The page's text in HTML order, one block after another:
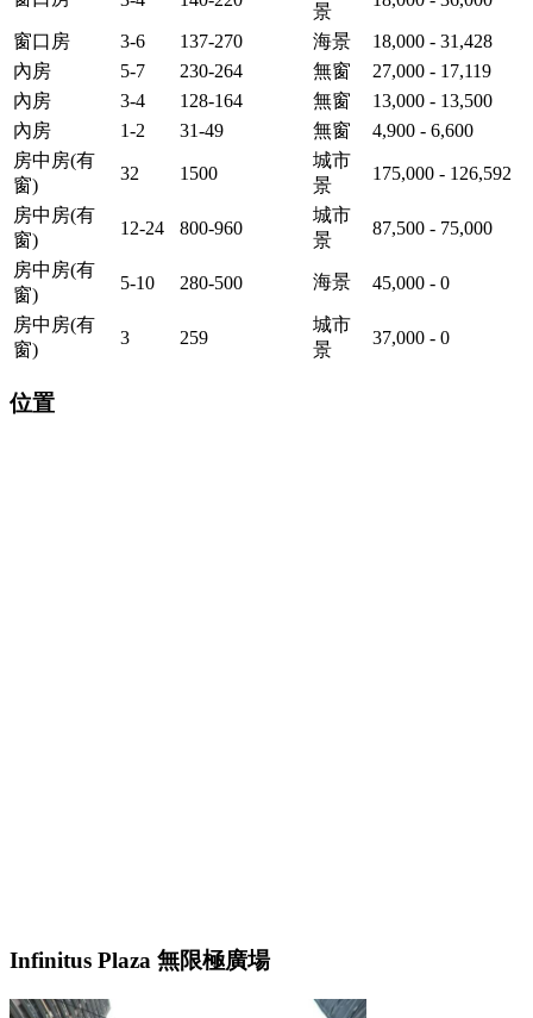
景
窗口房 3-6 137-270 海景
18,000 - 31,428
內房
5-7 230-264 無窗
27,000 - 17,119
內房
3-4 128-164 無窗
13,000 - 13,500
內房
1-2 31-49 無窗
4,900 - 6,600
房中房(有
窗)
32 1500
城市
景
175,000 - 126,592
房中房(有
窗)
12-24 800-960
城市
景
87,500 - 75,000
房中房(有
窗)
5-10 280-500 海景 45,000 - 0
房中房(有
窗)
3 259
城市
景
37,000 - 0
位置
Infinitus Plaza 無限極廣場